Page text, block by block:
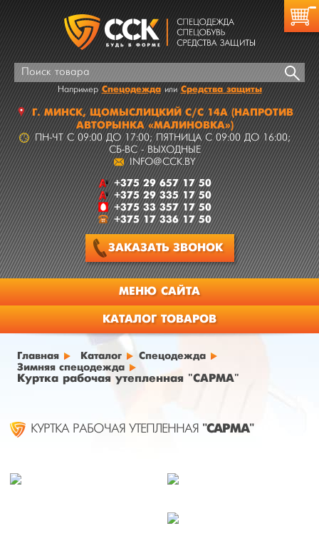
НапримерСпецодежда илиСредства защиты
Г.МИНСК,ЩОМЫСЛИЦКИЙ С/С 14А(НАПРОТИВ
АВТОРЫНКА «МАЛИНОВКА»)
ПН-ЧТ C 09:00 ДО 17:00; ПЯТНИЦА C 09:00 ДО 16:00;
СБ-ВС - ВЫХОДНЫЕ
INFO@CCK.BY
+375 29 657 17 50
+375 29 335 17 50
+375 33 357 17 50
+375 17 336 17 50
ЗАКАЗАТЬ ЗВОНОК
МЕНЮ САЙТА
КАТАЛОГ ТОВАРОВ
Главная Каталог
Спецодежда
Зимняя спецодежда
Куртка рабочая утепленная "САРМА"
КУРТКА РАБОЧАЯ УТЕПЛЕННАЯ "САРМА"